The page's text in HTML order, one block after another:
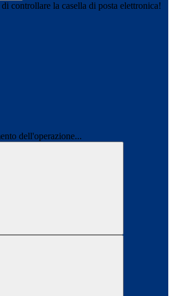
controllare la casella di posta elettronica!
dell'operazione...